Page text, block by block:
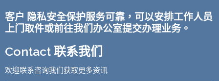
客户 隐私安全保护服务可靠，可以安排工作人员
上门取件或前往我们办公室提交办理业务。
Contact 联系我们
欢迎联系咨询我们获取更多资讯